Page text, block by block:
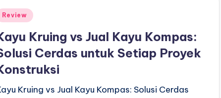
Review
Kruing vs Jual Kayu Kompas:
Cerdas untuk Setiap Proyek
Kruing vs Jual Kayu Kompas: Solusi Cerdas